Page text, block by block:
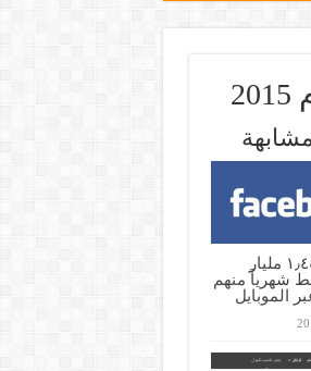
فيس بوك: ١٫٤٤ مليار
شهرياً منهم